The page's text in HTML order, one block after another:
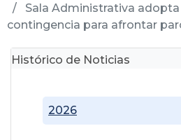
Sala Administrativa
contingencia para afrontar
Histórico de Noticias
2026